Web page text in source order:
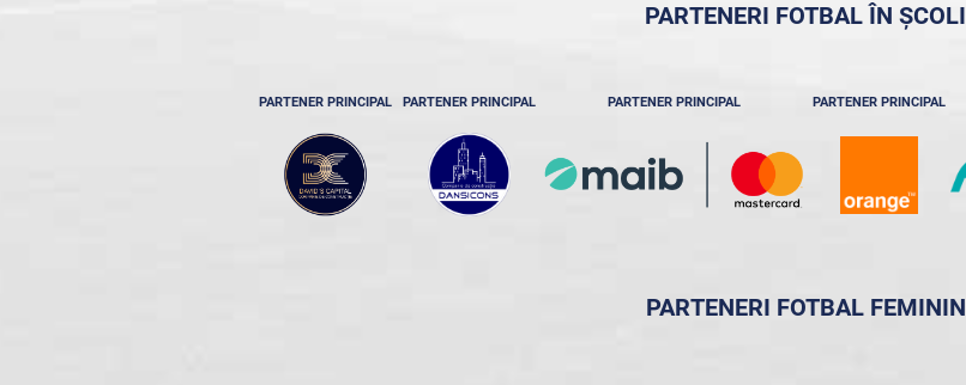
PARTENERI FOTBAL ÎN ȘCOLI
PARTENER PRINCIPAL PARTENER PRINCIPAL PARTENER PRINCIPAL PARTENER PRINCIPAL
PARTENERI FOTBAL FEMININ